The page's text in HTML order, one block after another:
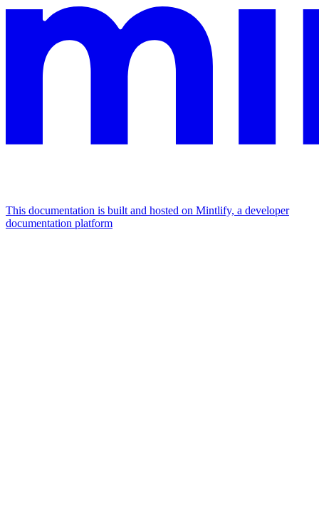
This documentation is built and hosted on Mintlify, a developer
documentation platform